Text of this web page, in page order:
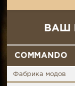
COMMANDO
Фабрика модов